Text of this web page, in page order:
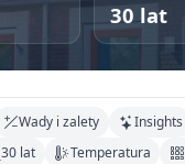
30 lat
Wady i zalety Insights
30 lat Temperatura